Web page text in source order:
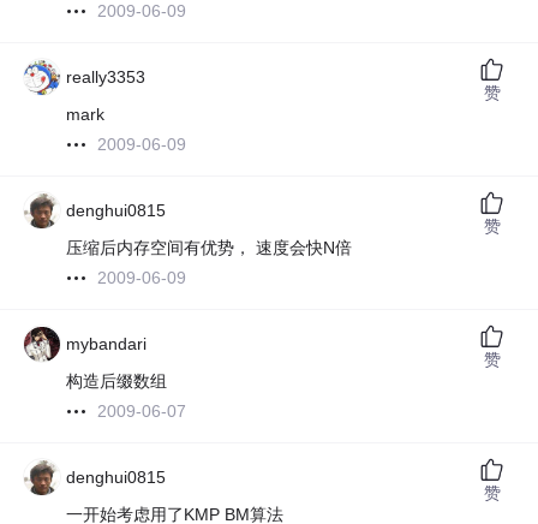
2009-06-09
really3353
mark
2009-06-09
赞
denghui0815
压缩后内存空间有优势， 速度会快N倍
2009-06-09
赞
mybandari
构造后缀数组
2009-06-07
赞
denghui0815
一开始考虑用了KMP BM算法
赞